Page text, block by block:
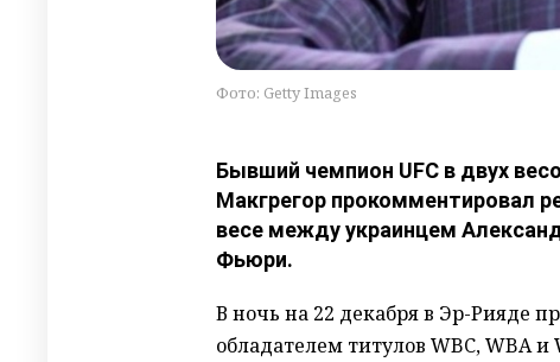
Фото: Getty Images
Бывший чемпион UFC в двух
Макгрегор прокомментировал
весе между украинцем
Фьюри.
В ночь на 22 декабря в Эр-Рияде
обладателем титулов WBC, WBA